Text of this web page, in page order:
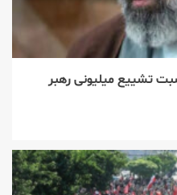
تشییع میلیونی رهبر